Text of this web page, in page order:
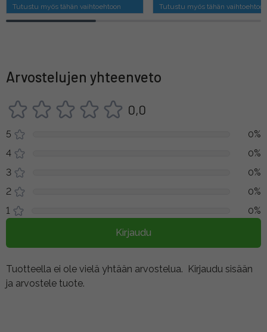
Tutustu myös tähän vaihtoehtoon Tutustu myös tähän
Arvostelujen yhteenveto
0,0
5
0%
4
0%
3
0%
2
0%
1
0%
Kirjaudu
Tuotteella ei ole vielä yhtään arvostelua. Kirjaudu sisään
ja arvostele tuote.